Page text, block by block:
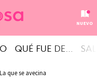
NUEVO
QUÉ FUE DE...
La que se avecina